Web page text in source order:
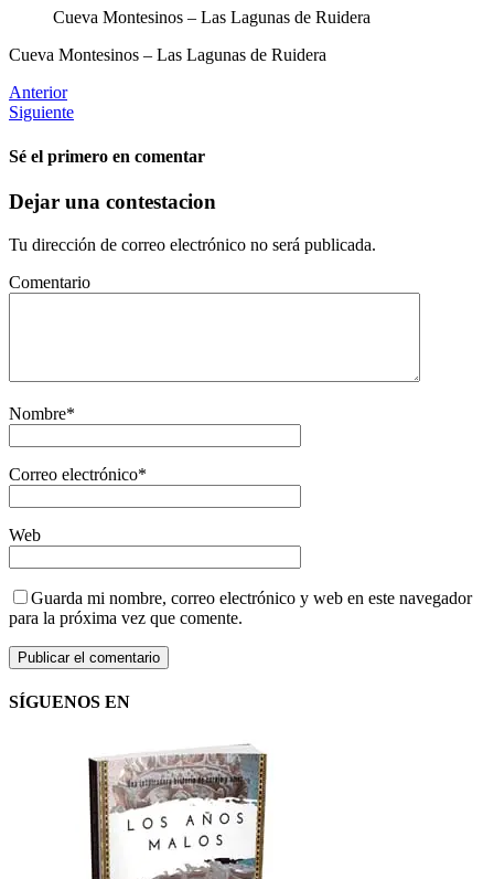
Cueva Montesinos – Las Lagunas de Ruidera
Cueva Montesinos – Las Lagunas de Ruidera
Anterior
Siguiente
Sé el primero en comentar
Dejar una contestacion
Tu dirección de correo electrónico no será publicada.
Comentario
Nombre*
Correo electrónico*
Web
Guarda mi nombre, correo electrónico y web en este navegador
para la próxima vez que comente.
SÍGUENOS EN